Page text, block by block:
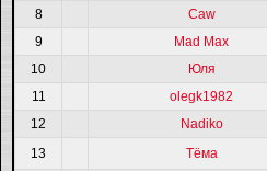
8
Caw
9
Mad Max
10
Юля
11
olegk1982
12
Nadiko
13
Тёма